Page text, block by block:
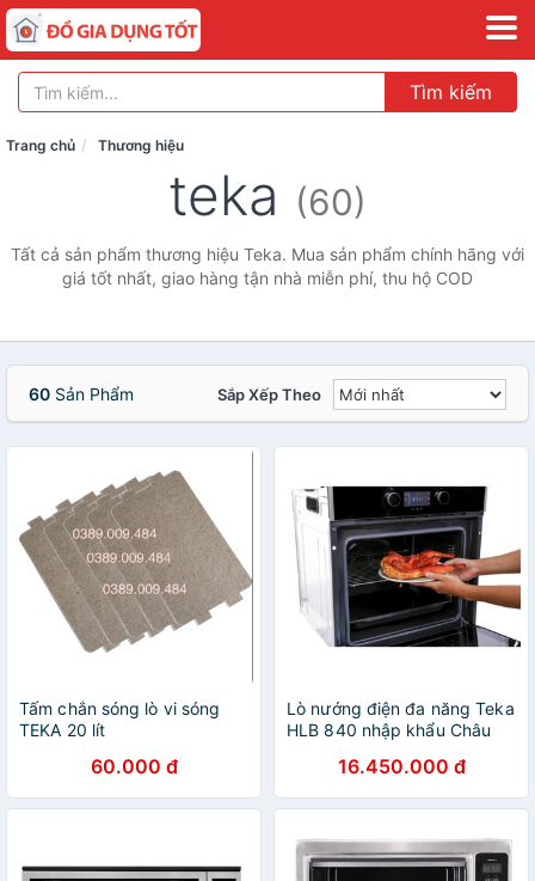
Tìm kiếm
Trang chủ Thương hiệu
teka (60)
Tất cả sản phẩm thương hiệu Teka. Mua sản phẩm chính hãng với
giá tốt nhất, giao hàng tận nhà miễn phí, thu hộ COD
60 Sản Phẩm Sắp Xếp Theo
Tấm chắn sóng lò vi sóng
TEKA 20 lít
60.000 đ
Lò nướng điện đa năng Teka
HLB 840 nhập khẩu Châu
16.450.000 đ